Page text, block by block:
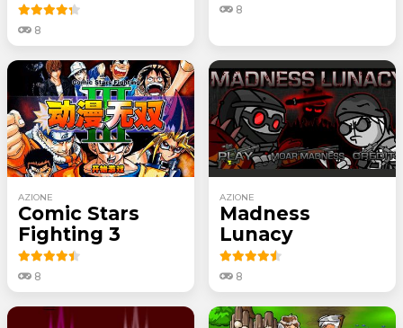
8
8
AZIONE
Comic Stars
Fighting 3
8
AZIONE
Madness
Lunacy
8